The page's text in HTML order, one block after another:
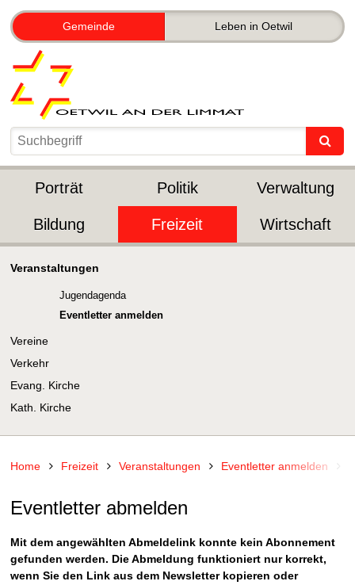
Gemeinde Leben in Oetwil
Porträt Politik Verwaltung
Bildung Freizeit Wirtschaft
Veranstaltungen
Jugendagenda
Eventletter anmelden
Vereine
Verkehr
Evang. Kirche
Kath. Kirche
Home Freizeit Veranstaltungen Eventletter anmelden
Eventletter abmelden
Mit dem angewählten Abmeldelink konnte kein Abonnement
gefunden werden. Die Abmeldung funktioniert nur korrekt,
wenn Sie den Link aus dem Newsletter kopieren oder